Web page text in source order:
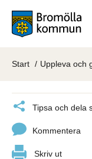
Start Uppleva och
Tipsa och dela
Kommentera
Skriv ut